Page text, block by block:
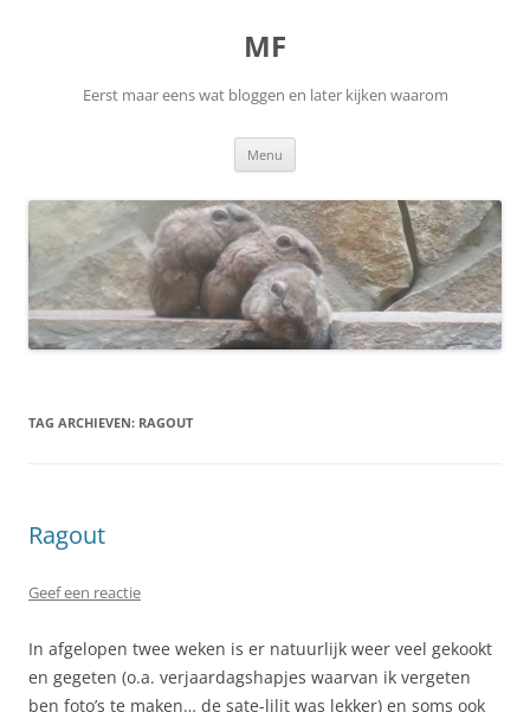
MF
Eerst maar eens wat bloggen en later kijken waarom
Menu
TAG ARCHIEVEN: RAGOUT
Ragout
Geef een reactie
In afgelopen twee weken is er natuurlijk weer veel gekookt
en gegeten (o.a. verjaardagshapjes waarvan ik vergeten
ben foto’s te maken… de sate-lilit was lekker) en soms ook